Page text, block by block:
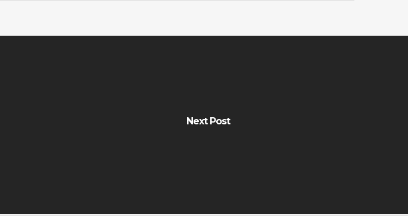
Next Post